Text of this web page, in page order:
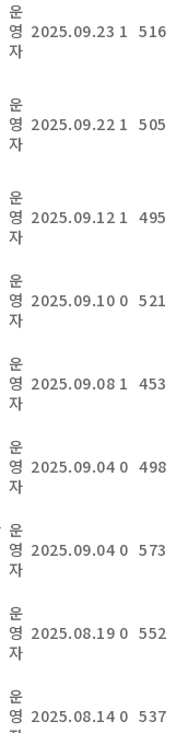
운
영
자
2025.09.23 1 516
운
영
자
2025.09.22 1 505
운
영
자
2025.09.12 1 495
운
영
자
2025.09.10 0 521
운
영
자
2025.09.08 1 453
운
영
자
2025.09.04 0 498
운
영
자
2025.09.04 0 573
운
영
자
2025.08.19 0 552
운
영 2025.08.14 0 537